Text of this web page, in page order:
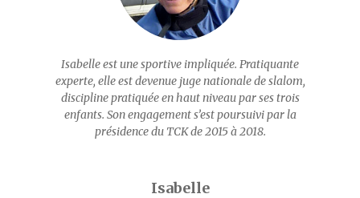
Isabelle est une sportive impliquée. Pratiquante
experte, elle est devenue juge nationale de slalom,
discipline pratiquée en haut niveau par ses trois
enfants. Son engagement s’est poursuivi par la
présidence du TCK de 2015 à 2018.
Isabelle